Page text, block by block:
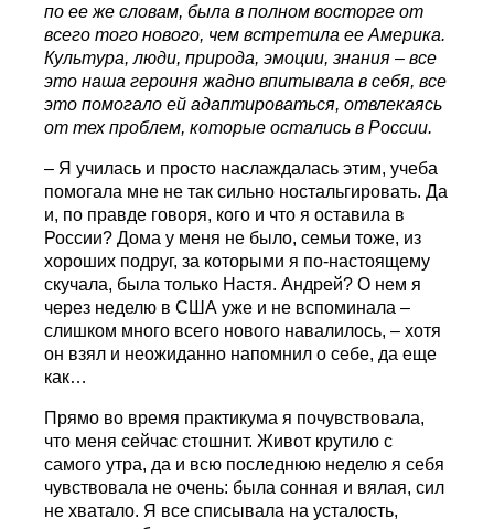
по ее же словам, была в полном восторге от
всего того нового, чем встретила ее Америка.
Культура, люди, природа, эмоции, знания – все
это наша героиня жадно впитывала в себя, все
это помогало ей адаптироваться, отвлекаясь
от тех проблем, которые остались в России.
– Я училась и просто наслаждалась этим, учеба
помогала мне не так сильно ностальгировать. Да
и, по правде говоря, кого и что я оставила в
России? Дома у меня не было, семьи тоже, из
хороших подруг, за которыми я по-настоящему
скучала, была только Настя. Андрей? О нем я
через неделю в США уже и не вспоминала –
слишком много всего нового навалилось, – хотя
он взял и неожиданно напомнил о себе, да еще
как…
Прямо во время практикума я почувствовала,
что меня сейчас стошнит. Живот крутило с
самого утра, да и всю последнюю неделю я себя
чувствовала не очень: была сонная и вялая, сил
не хватало. Я все списывала на усталость,